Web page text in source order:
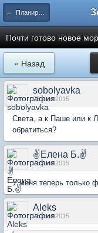
← Планирую ZOASятник
Почти готово новое
« Назад
sobolyavka
25 июн 2015
Света, а к Паше или к
обратиться?
✌Елена Б.✌
25 июн 2015
У меня теперь только
Aleks
25 июн 2015